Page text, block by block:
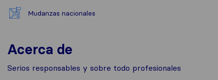
Mudanzas nacionales
Acerca de
Serios responsables y sobre todo profesionales